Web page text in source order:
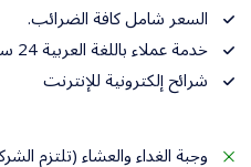
السعر شامل كافة الضرائب.
خدمة عملاء باللغة العربية 24 ساعة.
شرائح إلكترونية للإنترنت
وجبة الغداء والعشاء (تلتزم